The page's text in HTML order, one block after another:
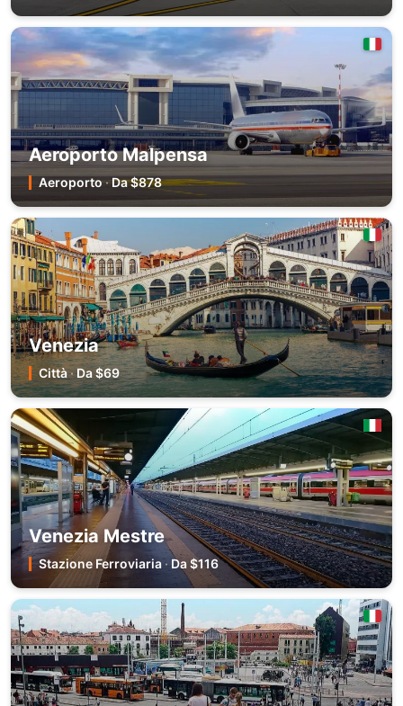
Aeroporto Malpensa
Aeroporto ·Da $878
Venezia
Città·Da $69
Venezia Mestre
Stazione Ferroviaria · Da $116